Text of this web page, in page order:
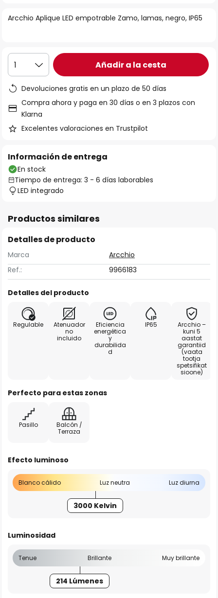
galería
Arcchio Aplique LED empotrable Zamo, lamas, negro, IP65
1 Añadir a la cesta
Devoluciones gratis en un plazo de 50 días
Compra ahora y paga en 30 días o en 3 plazos con
Klarna
Excelentes valoraciones en Trustpilot
Información de entrega
En stock
Tiempo de entrega: 3 - 6 días laborables
LED integrado
Productos similares
Detalles de producto
Marca
Arcchio
Ref.:
9966183
Detalles del producto
Regulable
Atenuador
no
incluido
Eficiencia
energética
y
durabilida
d
IP65
Arcchio –
kuni 5
aastat
garantiid
(vaata
tootja
spetsifikat
sioone)
Perfecto para estas zonas
Pasillo
Balcón /
Terraza
Efecto luminoso
Blanco cálido Luz neutra Luz diurna
3000 Kelvin
Luminosidad
Tenue Brillante Muy brillante
214 Lúmenes